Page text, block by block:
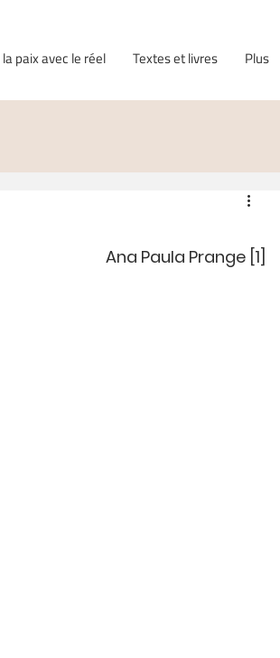
paix avec le réel Textes et livres Plus
Ana Paula Prange [1]